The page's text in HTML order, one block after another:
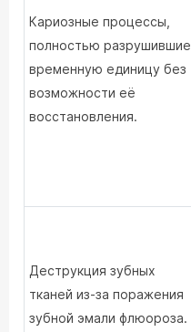
Кариозные процессы,
полностью разрушившие
временную единицу без
возможности её
восстановления.
Деструкция зубных
тканей из-за поражения
зубной эмали флюороза.